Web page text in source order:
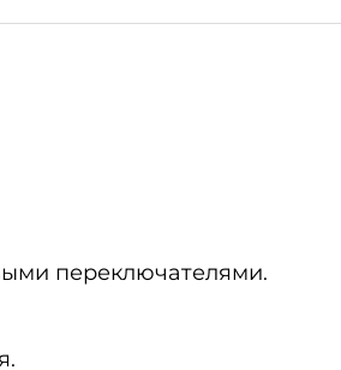
переключателями.